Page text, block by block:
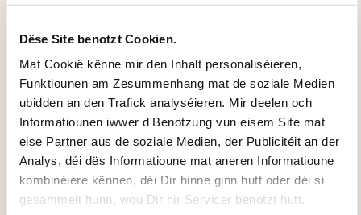
Dëse Site benotzt Cookien.
Mat Cookië kënne mir den Inhalt personaliséieren,
Funktiounen am Zesummenhang mat de soziale Medien
ubidden an den Trafick analyséieren. Mir deelen och
Informatiounen iwwer d'Benotzung vun eisem Site mat
eise Partner aus de soziale Medien, der Publicitéit an der
Analys, déi dës Informatioune mat aneren Informatioune
kombinéiere kënnen, déi Dir hinne ginn hutt oder déi si
gesammelt hunn, wou Dir hir Servicer benotzt hutt.
+352 26 37 44 88
Méi iwwer den Formatiounsinstitut:
A.L.T.H.A. - Académie
Luxembourgeoise des Thérapies
Harmonisantes